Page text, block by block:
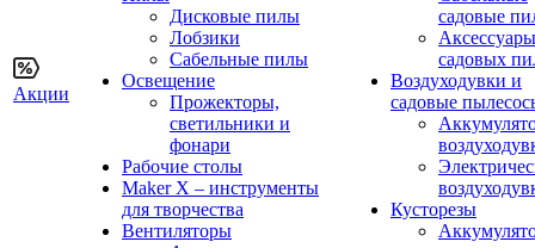
Акции
Дисковые пилы
Лобзики
Сабельные пилы
Освещение
Прожекторы,
светильники и
фонари
Рабочие столы
Maker X – инструменты
для творчества
Вентиляторы
садовые
садовых
Воздуходувки и
садовые
Кусторезы